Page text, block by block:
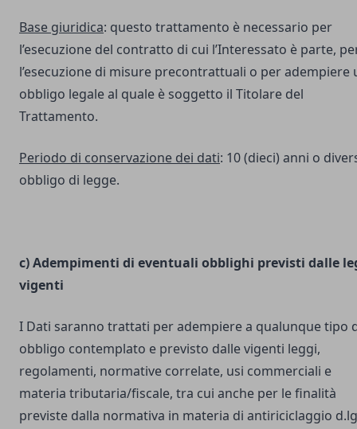
Base giuridica: questo trattamento è necessario per
l’esecuzione del contratto di cui l’Interessato è parte,
l’esecuzione di misure precontrattuali o per adempiere
obbligo legale al quale è soggetto il Titolare del
Trattamento.
Periodo di conservazione dei dati: 10 (dieci) anni o
obbligo di legge.
c) Adempimenti di eventuali obblighi previsti dalle
vigenti
I Dati saranno trattati per adempiere a qualunque tipo
obbligo contemplato e previsto dalle vigenti leggi,
regolamenti, normative correlate, usi commerciali e
materia tributaria/fiscale, tra cui anche per le finalità
previste dalla normativa in materia di antiriciclaggio